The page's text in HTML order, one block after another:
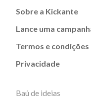
Sobre a Kickante
Lance uma
Termos e condições
Privacidade
Baú de ideias